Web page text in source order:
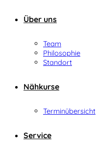
Über uns
Team
Philosophie
Standort
Nähkurse
Terminübersicht
Service